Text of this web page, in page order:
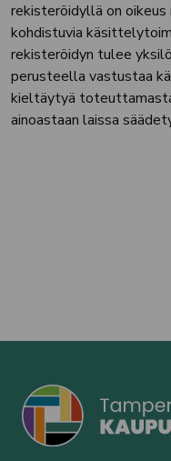
rekisteröidyllä on
kohdistuvia
rekisteröidyn tulee
perusteella vastustaa
kieltäytyä
ainoastaan laissa